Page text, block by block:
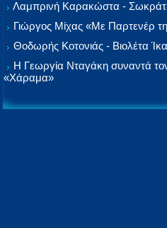
Λαμπρινή Καρακώστα -
Γιώργος Μίχας «Με Παρτενέρ
Θοδωρής Κοτονιάς - Βιολέτα
Η Γεωργία Νταγάκη συναντά
«Χάραμα»